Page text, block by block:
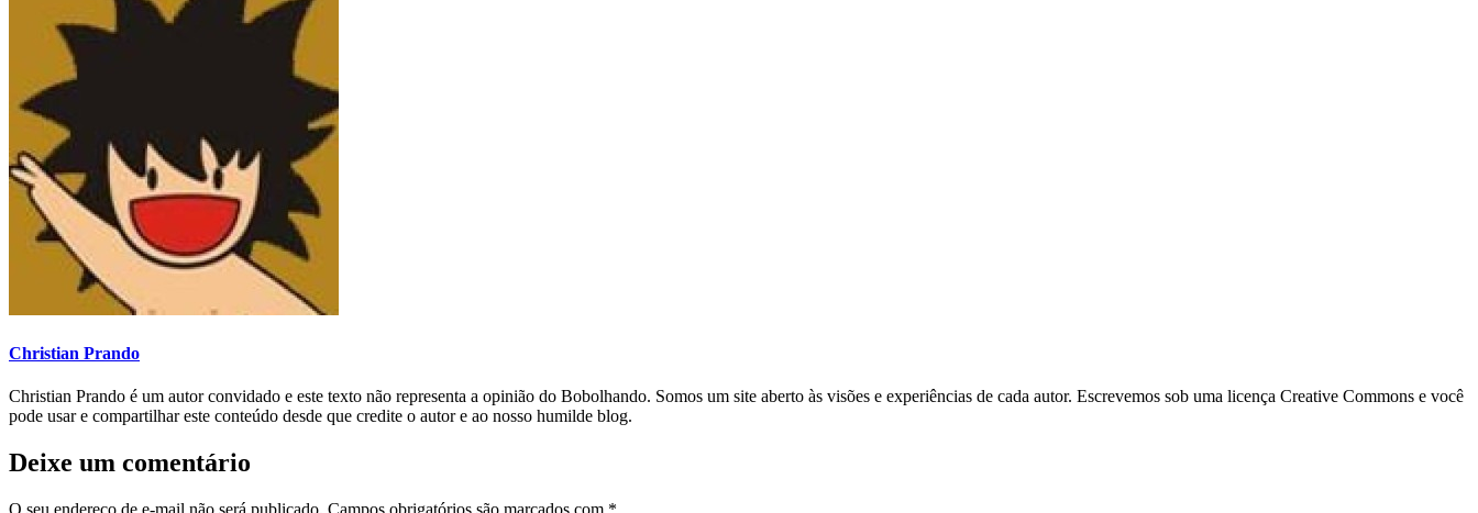
Christian Prando
Christian Prando é um autor convidado e este texto não representa a opinião do Bobolhando. Somos um site aberto às visões e experiências de cada autor. Escrevemos sob uma licença Creative Commons e você
pode usar e compartilhar este conteúdo desde que credite o autor e ao nosso humilde blog.
Deixe um comentário
O seu endereço de e-mail não será publicado. Campos obrigatórios são marcados com *